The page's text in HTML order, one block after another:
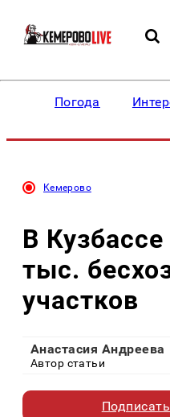
Погода
Кемерово
В
тыс.
участков
Анастасия Андреева
Автор статьи